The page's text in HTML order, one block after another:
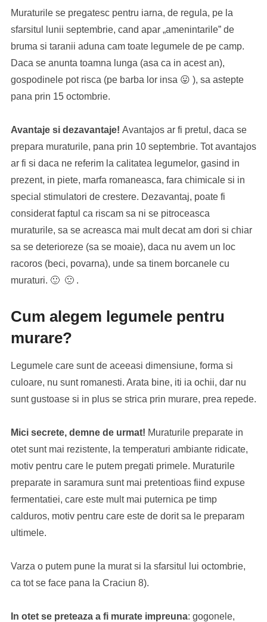
Muraturile se pregatesc pentru iarna, de regula, pe la
sfarsitul lunii septembrie, cand apar „amenintarile” de
bruma si taranii aduna cam toate legumele de pe camp.
Daca se anunta toamna lunga (asa ca in acest an),
gospodinele pot risca (pe barba lor insa 😛 ), sa astepte
pana prin 15 octombrie.
Avantaje si dezavantaje! Avantajos ar fi pretul, daca se
prepara muraturile, pana prin 10 septembrie. Tot avantajos
ar fi si daca ne referim la calitatea legumelor, gasind in
prezent, in piete, marfa romaneasca, fara chimicale si in
special stimulatori de crestere. Dezavantaj, poate fi
considerat faptul ca riscam sa ni se pitroceasca
muraturile, sa se acreasca mai mult decat am dori si chiar
sa se deterioreze (sa se moaie), daca nu avem un loc
racoros (beci, povarna), unde sa tinem borcanele cu
muraturi. 🙂 🙁 .
Cum alegem legumele pentru
murare?
Legumele care sunt de aceeasi dimensiune, forma si
culoare, nu sunt romanesti. Arata bine, iti ia ochii, dar nu
sunt gustoase si in plus se strica prin murare, prea repede.
Mici secrete, demne de urmat! Muraturile preparate in
otet sunt mai rezistente, la temperaturi ambiante ridicate,
motiv pentru care le putem pregati primele. Muraturile
preparate in saramura sunt mai pretentioas fiind expuse
fermentatiei, care este mult mai puternica pe timp
calduros, motiv pentru care este de dorit sa le preparam
ultimele.
Varza o putem pune la murat si la sfarsitul lui octombrie,
ca tot se face pana la Craciun 8).
In otet se preteaza a fi murate impreuna: gogonele,